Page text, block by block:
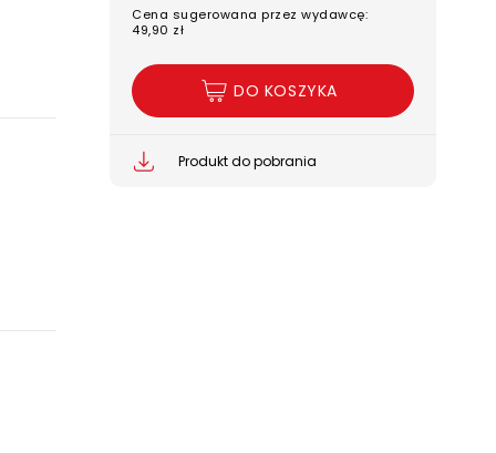
Cena sugerowana przez wydawcę:
49,90 zł
DO KOSZYKA
Produkt do pobrania